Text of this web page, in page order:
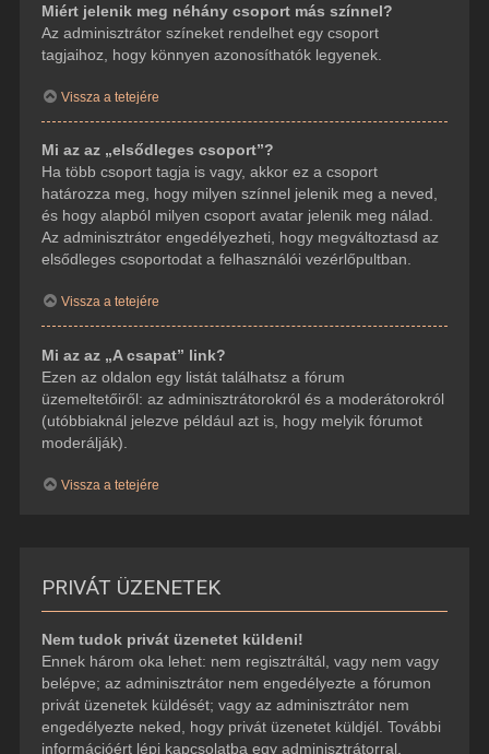
Miért jelenik meg néhány csoport más színnel?
Az adminisztrátor színeket rendelhet egy csoport
tagjaihoz, hogy könnyen azonosíthatók legyenek.
Vissza a tetejére
Mi az az „elsődleges csoport”?
Ha több csoport tagja is vagy, akkor ez a csoport
határozza meg, hogy milyen színnel jelenik meg a neved,
és hogy alapból milyen csoport avatar jelenik meg nálad.
Az adminisztrátor engedélyezheti, hogy megváltoztasd az
elsődleges csoportodat a felhasználói vezérlőpultban.
Vissza a tetejére
Mi az az „A csapat” link?
Ezen az oldalon egy listát találhatsz a fórum
üzemeltetőiről: az adminisztrátorokról és a moderátorokról
(utóbbiaknál jelezve például azt is, hogy melyik fórumot
moderálják).
Vissza a tetejére
PRIVÁT ÜZENETEK
Nem tudok privát üzenetet küldeni!
Ennek három oka lehet: nem regisztráltál, vagy nem vagy
belépve; az adminisztrátor nem engedélyezte a fórumon
privát üzenetek küldését; vagy az adminisztrátor nem
engedélyezte neked, hogy privát üzenetet küldjél. További
információért lépj kapcsolatba egy adminisztrátorral.